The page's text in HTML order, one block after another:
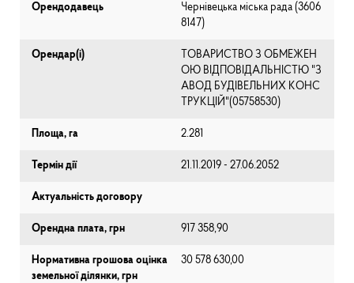
Орендодавець
Чернівецька міська рада (⁨3606
8147⁩)
Орендар(і)
ТОВАРИСТВО З ОБМЕЖЕН
ОЮ ВІДПОВІДАЛЬНІСТЮ "З
АВОД БУДІВЕЛЬНИХ КОНС
ТРУКЦІЙ"(05758530)
Площа, га 2.281
Термін дії 21.11.2019 - 27.06.2052
Актуальність договору
Орендна плата, грн 917 358,90
Нормативна грошова оцінка
земельної ділянки, грн
30 578 630,00